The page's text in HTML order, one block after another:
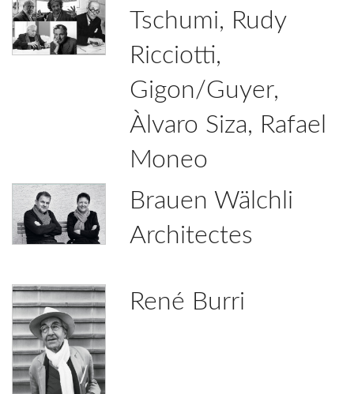
Tschumi, Rudy
Ricciotti,
Gigon/Guyer,
Àlvaro Siza, Rafael
Moneo
Brauen Wälchli
Architectes
René Burri